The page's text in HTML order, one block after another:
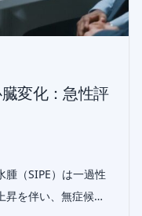
変化：急性評
腫（SIPE）は一過性
を伴い、無症候性